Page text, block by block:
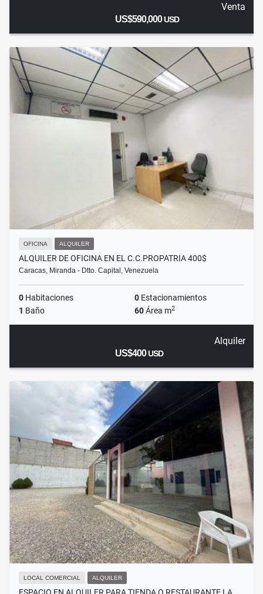
Venta
US$590,000USD
OFICINA ALQUILER
ALQUILER DE OFICINA EN EL C.C.PROPATRIA 400$
Caracas, Miranda - Dtto. Capital, Venezuela
0 Habitaciones 0 Estacionamientos
1 Baño 60Área m2
Alquiler
US$400USD
LOCAL COMERCIAL ALQUILER